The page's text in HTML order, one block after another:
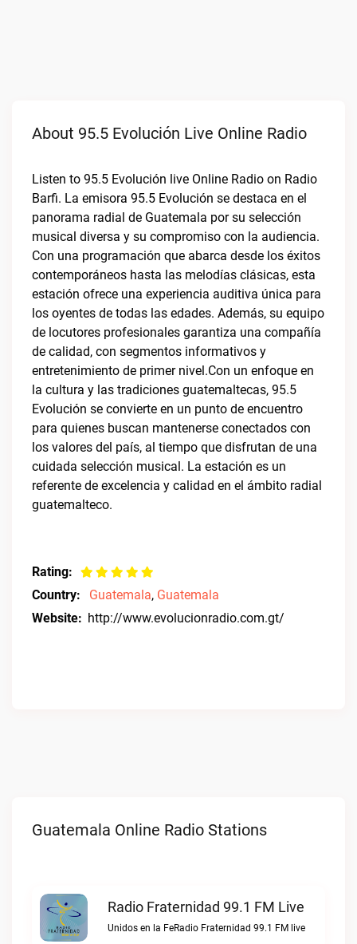
About 95.5 Evolución Live Online Radio
Listen to 95.5 Evolución live Online Radio on Radio
Barfi. La emisora 95.5 Evolución se destaca en el
panorama radial de Guatemala por su selección
musical diversa y su compromiso con la audiencia.
Con una programación que abarca desde los éxitos
contemporáneos hasta las melodías clásicas, esta
estación ofrece una experiencia auditiva única para
los oyentes de todas las edades. Además, su equipo
de locutores profesionales garantiza una compañía
de calidad, con segmentos informativos y
entretenimiento de primer nivel.Con un enfoque en
la cultura y las tradiciones guatemaltecas, 95.5
Evolución se convierte en un punto de encuentro
para quienes buscan mantenerse conectados con
los valores del país, al tiempo que disfrutan de una
cuidada selección musical. La estación es un
referente de excelencia y calidad en el ámbito radial
guatemalteco.
Rating:
Country:
Guatemala, Guatemala
Website: http://www.evolucionradio.com.gt/
Guatemala Online Radio Stations
Radio Fraternidad 99.1 FM Live
Unidos en la FeRadio Fraternidad 99.1 FM live